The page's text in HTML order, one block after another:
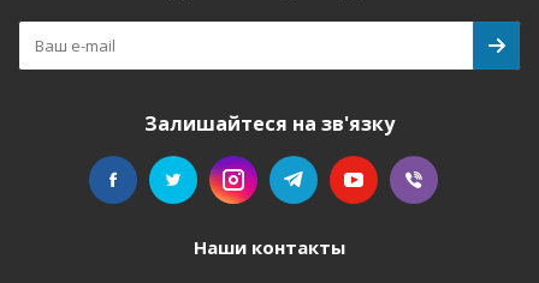
Залишайтеся на зв'язку
Наши контакты